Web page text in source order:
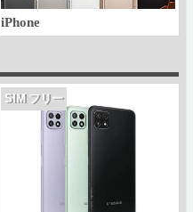
iPhone
SIM フリー